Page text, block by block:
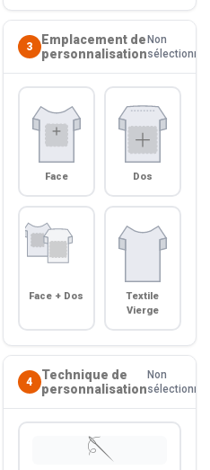
3
Emplacement de
personnalisation
Non
sélectionné
Face Dos
Face + Dos
Textile
Vierge
4
Technique de
personnalisation
Non
sélectionné
🪡